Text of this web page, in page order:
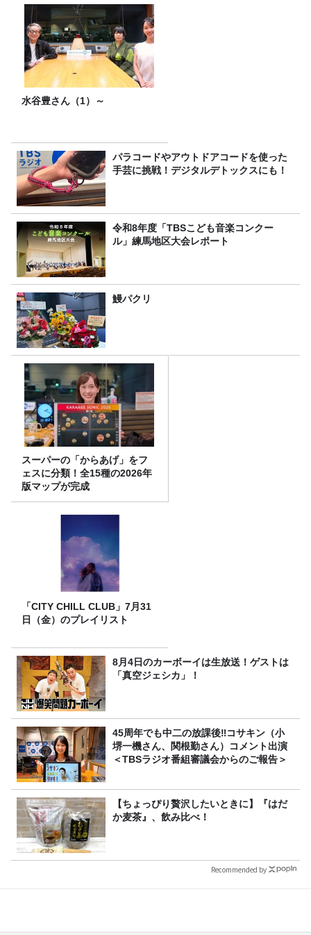
水谷豊さん（1）～
パラコードやアウトドアコードを使った
手芸に挑戦！デジタルデトックスにも！
令和8年度「TBSこども音楽コンクー
ル」練馬地区大会レポート
鰻パクリ
スーパーの「からあげ」をフ
ェスに分類！全15種の2026年
版マップが完成
「CITY CHILL CLUB」7月31
日（金）のプレイリスト
8月4日のカーボーイは生放送！ゲストは
「真空ジェシカ」！
45周年でも中二の放課後‼コサキン（小
堺一機さん、関根勤さん）コメント出演
＜TBSラジオ番組審議会からのご報告＞
【ちょっぴり贅沢したいときに】『はだ
か麦茶』、飲み比べ！
Recommended by